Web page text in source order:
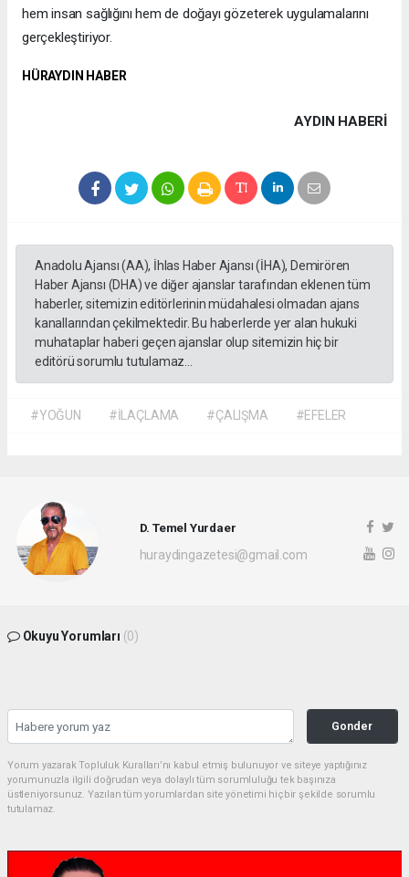
hem insan sağlığını hem de doğayı gözeterek uygulamalarını
gerçekleştiriyor.
HÜRAYDIN HABER
AYDIN HABERİ
Anadolu Ajansı (AA), İhlas Haber Ajansı (İHA), Demirören
Haber Ajansı (DHA) ve diğer ajanslar tarafından eklenen tüm
haberler, sitemizin editörlerinin müdahalesi olmadan ajans
kanallarından çekilmektedir. Bu haberlerde yer alan hukuki
muhataplar haberi geçen ajanslar olup sitemizin hiç bir
editörü sorumlu tutulamaz...
#YOĞUN #İLAÇLAMA #ÇALIŞMA #EFELER
D. Temel Yurdaer
huraydingazetesi@gmail.com
Okuyu Yorumları (0)
Gonder
Yorum yazarak Topluluk Kuralları’nı kabul etmiş bulunuyor ve siteye yaptığınız
yorumunuzla ilgili doğrudan veya dolaylı tüm sorumluluğu tek başınıza
üstleniyorsunuz. Yazılan tüm yorumlardan site yönetimi hiçbir şekilde sorumlu
tutulamaz.